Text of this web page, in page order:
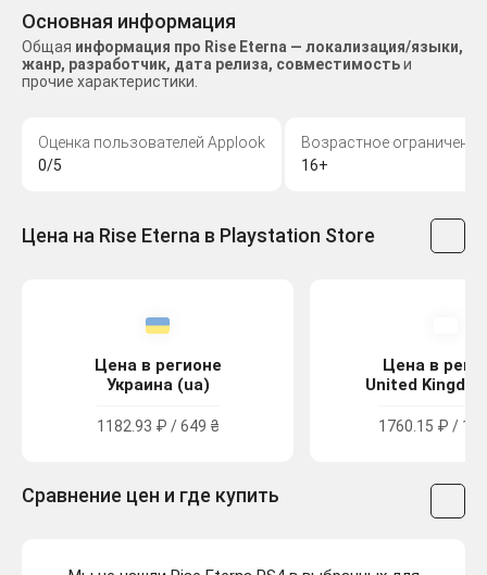
Основная информация
Общая информация про Rise Eterna — локализация/языки,
жанр, разработчик, дата релиза, совместимостьи
прочие характеристики.
Оценка пользователей Applook
0/5
Возрастное ограничение
16+
Цена на Rise Eterna в Playstation Store
Цена в регионе
Украина (ua)
1182.93 ₽ / 649 ₴
Цена в
United
1760.15 ₽ /
Сравнение цен и где купить